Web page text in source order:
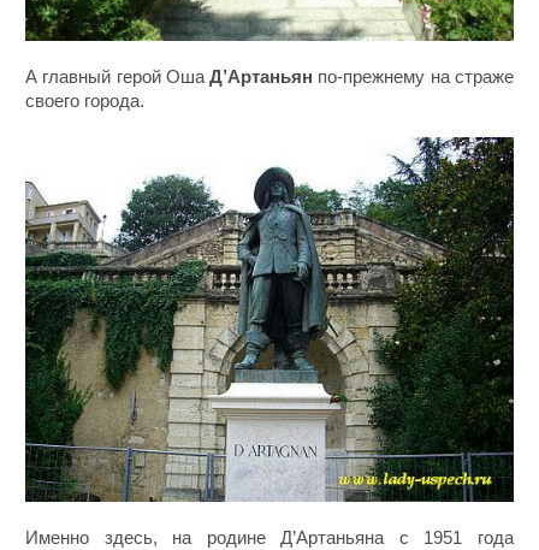
А главный герой ОшаД’Артаньян по-прежнему на страже
своего города.
Именно здесь, на родине Д’Артаньяна с 1951 года